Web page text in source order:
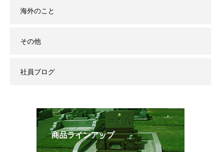
海外のこと
その他
社員ブログ
商品ラインアップ